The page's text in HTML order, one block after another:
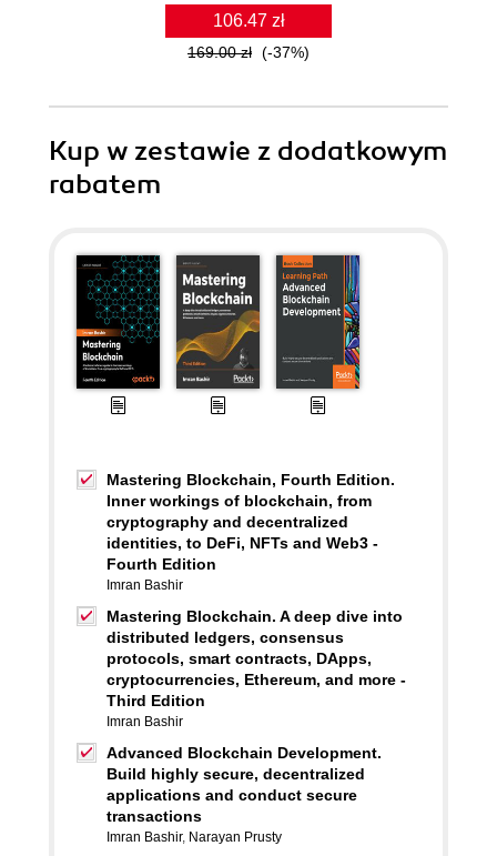
106.47 zł
169.00 zł (-37%)
Kup w zestawie z dodatkowym
rabatem
Mastering Blockchain, Fourth Edition.
Inner workings of blockchain, from
cryptography and decentralized
identities, to DeFi, NFTs and Web3 -
Fourth Edition
Imran Bashir
Mastering Blockchain. A deep dive into
distributed ledgers, consensus
protocols, smart contracts, DApps,
cryptocurrencies, Ethereum, and more -
Third Edition
Imran Bashir
Advanced Blockchain Development.
Build highly secure, decentralized
applications and conduct secure
transactions
Imran Bashir, Narayan Prusty